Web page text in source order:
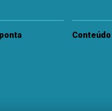
Conteúdo